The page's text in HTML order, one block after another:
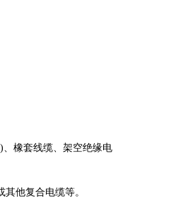
橡套线缆、架空绝缘电
他复合电缆等。